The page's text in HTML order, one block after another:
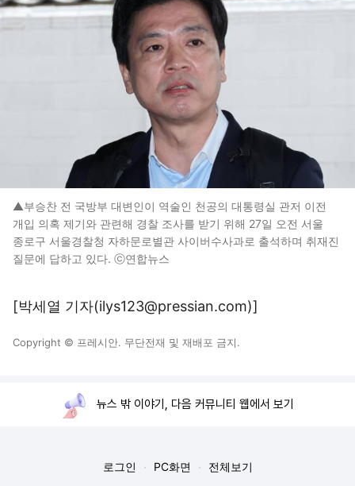
▲부승찬 전 국방부 대변인이 역술인 천공의 대통령실 관저 이전
개입 의혹 제기와 관련해 경찰 조사를 받기 위해 27일 오전 서울
종로구 서울경찰청 자하문로별관 사이버수사과로 출석하며 취재진
질문에 답하고 있다. ⓒ연합뉴스
[박세열 기자(ilys123@pressian.com)]
Copyright © 프레시안. 무단전재 및 재배포 금지.
뉴스 밖 이야기, 다음 커뮤니티 웹에서 보기
로그인 PC화면 전체보기